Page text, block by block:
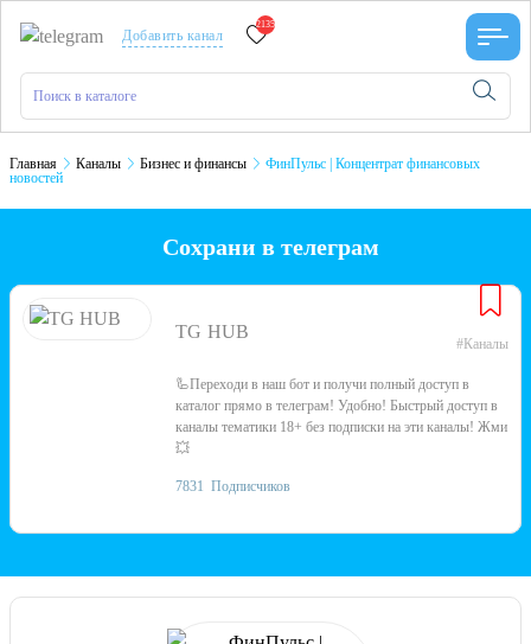
Добавить канал
2135
Главная Каналы Бизнес и финансы
ФинПульс | Концентрат финансовых
новостей
Сохрани в телеграм
TG HUB
#Каналы
🦾Переходи в наш бот и получи полный доступ в
каталог прямо в телеграм! Удобно! Быстрый доступ в
каналы тематики 18+ без подписки на эти каналы! Жми
💥
7831 Подписчиков